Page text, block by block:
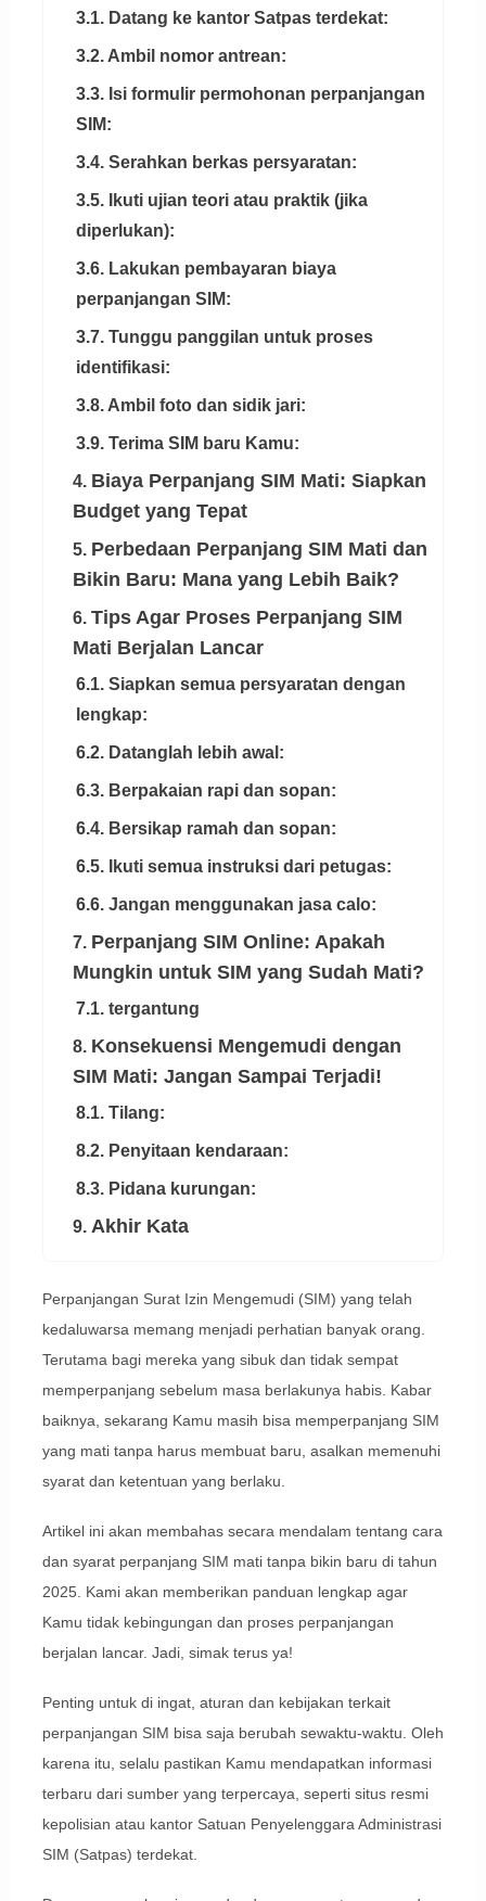
3.1. Datang ke kantor Satpas terdekat:
3.2. Ambil nomor antrean:
3.3. Isi formulir permohonan perpanjangan
SIM:
3.4. Serahkan berkas persyaratan:
3.5. Ikuti ujian teori atau praktik (jika
diperlukan):
3.6. Lakukan pembayaran biaya
perpanjangan SIM:
3.7. Tunggu panggilan untuk proses
identifikasi:
3.8. Ambil foto dan sidik jari:
3.9. Terima SIM baru Kamu:
4. Biaya Perpanjang SIM Mati: Siapkan
Budget yang Tepat
5. Perbedaan Perpanjang SIM Mati dan
Bikin Baru: Mana yang Lebih Baik?
6. Tips Agar Proses Perpanjang SIM
Mati Berjalan Lancar
6.1. Siapkan semua persyaratan dengan
lengkap:
6.2. Datanglah lebih awal:
6.3. Berpakaian rapi dan sopan:
6.4. Bersikap ramah dan sopan:
6.5. Ikuti semua instruksi dari petugas:
6.6. Jangan menggunakan jasa calo:
7. Perpanjang SIM Online: Apakah
Mungkin untuk SIM yang Sudah Mati?
7.1. tergantung
8. Konsekuensi Mengemudi dengan
SIM Mati: Jangan Sampai Terjadi!
8.1. Tilang:
8.2. Penyitaan kendaraan:
8.3. Pidana kurungan:
9. Akhir Kata
Perpanjangan Surat Izin Mengemudi (SIM) yang telah
kedaluwarsa memang menjadi perhatian banyak orang.
Terutama bagi mereka yang sibuk dan tidak sempat
memperpanjang sebelum masa berlakunya habis. Kabar
baiknya, sekarang Kamu masih bisa memperpanjang SIM
yang mati tanpa harus membuat baru, asalkan memenuhi
syarat dan ketentuan yang berlaku.
Artikel ini akan membahas secara mendalam tentang cara
dan syarat perpanjang SIM mati tanpa bikin baru di tahun
2025. Kami akan memberikan panduan lengkap agar
Kamu tidak kebingungan dan proses perpanjangan
berjalan lancar. Jadi, simak terus ya!
Penting untuk di ingat, aturan dan kebijakan terkait
perpanjangan SIM bisa saja berubah sewaktu-waktu. Oleh
karena itu, selalu pastikan Kamu mendapatkan informasi
terbaru dari sumber yang terpercaya, seperti situs resmi
kepolisian atau kantor Satuan Penyelenggara Administrasi
SIM (Satpas) terdekat.